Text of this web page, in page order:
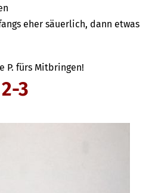
eher säuerlich, dann etwas
P. fürs Mitbringen!
3